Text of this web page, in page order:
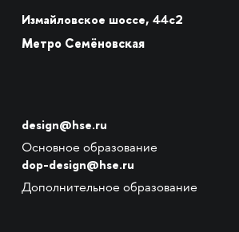
Измайловское шоссе, 44с2
Метро Семёновская
design@hse.ru
Основное образование
dop-design@hse.ru
Дополнительное образование